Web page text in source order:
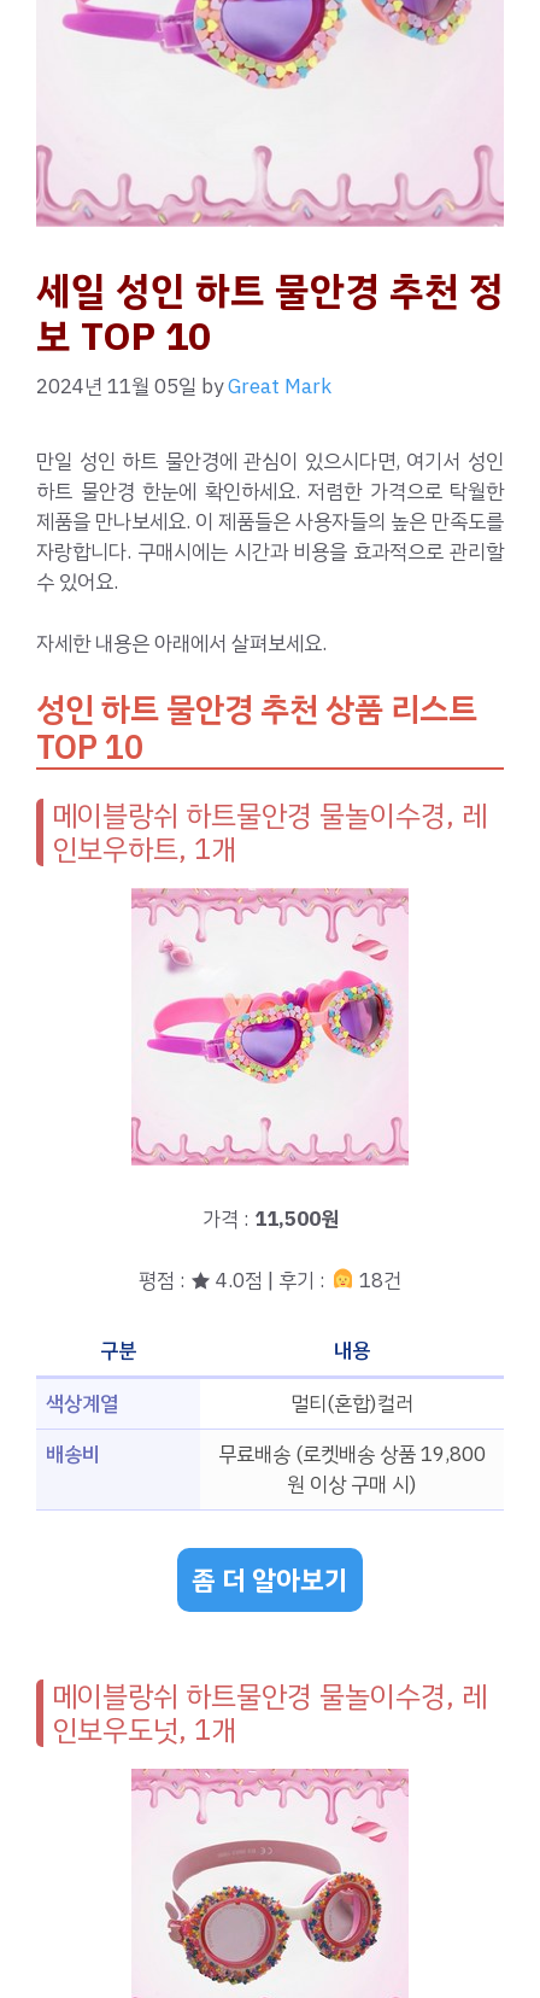
세일 성인 하트 물안경 추천 정
보 TOP 10
2024년 11월 05일 byGreat Mark
만일 성인 하트 물안경에 관심이 있으시다면, 여기서 성인
하트 물안경 한눈에 확인하세요. 저렴한 가격으로 탁월한
제품을 만나보세요. 이 제품들은 사용자들의 높은 만족도를
자랑합니다. 구매시에는 시간과 비용을 효과적으로 관리할
수 있어요.
자세한 내용은 아래에서 살펴보세요.
성인 하트 물안경 추천 상품 리스트
TOP 10
메이블랑쉬 하트물안경 물놀이수경, 레
인보우하트, 1개
가격 : 11,500원
평점 : ★ 4.0점 | 후기 : 18건
구분
내용
색상계열
멀티(혼합)컬러
배송비
무료배송 (로켓배송 상품 19,800
원 이상 구매 시)
좀 더 알아보기
메이블랑쉬 하트물안경 물놀이수경, 레
인보우도넛, 1개